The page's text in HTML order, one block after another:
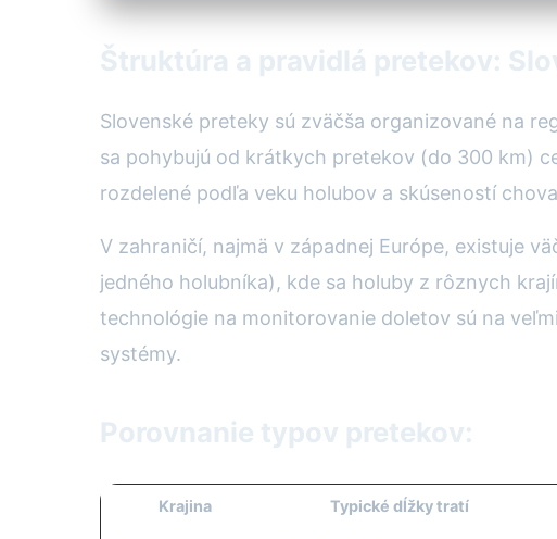
Štruktúra a pravidlá pretekov:
Slovenské preteky sú zväčša organizované na
sa pohybujú od krátkych pretekov (do 300 km)
rozdelené podľa veku holubov a skúseností
V zahraničí, najmä v západnej Európe, existuje
jedného holubníka), kde sa holuby z rôznych
technológie na monitorovanie doletov sú na
systémy.
Porovnanie typov pretekov:
Krajina Typické dĺžky tratí